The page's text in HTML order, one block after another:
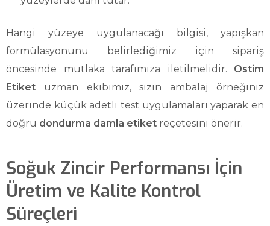
Hangi yüzeye uygulanacağı bilgisi, yapışkan
formülasyonunu belirlediğimiz için sipariş
öncesinde mutlaka tarafımıza iletilmelidir. Ostim
Etiket uzman ekibimiz, sizin ambalaj örneğiniz
üzerinde küçük adetli test uygulamaları yaparak en
doğru dondurma damla etiket reçetesini önerir.
Soğuk Zincir Performansı İçin
Üretim ve Kalite Kontrol
Süreçleri